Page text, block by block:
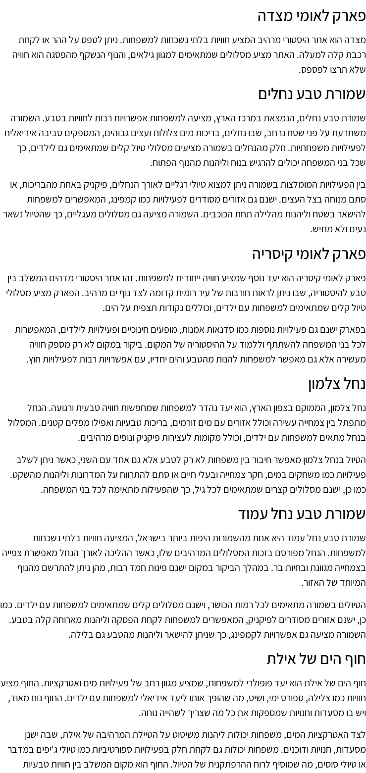
פארק לאומי מצדה
מצדה הוא אתר היסטורי מרהיב המציע חוויות בלתי נשכחות למשפחות. ניתן לטפס על ההר או לקחת
רכבת קלה למעלה. האתר מציע מסלולים שמתאימים למגוון גילאים, והנוף הנשקף מהפסגה הוא חוויה
שלא תרצו לפספס.
שמורת טבע נחלים
שמורת טבע נחלים, הנמצאת במרכז הארץ, מציעה למשפחות אפשרויות רבות לחוויות בטבע. השמורה
משתרעת על פני שטח נרחב, שבו נחלים, בריכות מים צלולות ועצים גבוהים, המספקים סביבה אידיאלית
לפעילויות משפחתיות. חלק מהנחלים בשמורה מציעים מסלולי טיול קלים שמתאימים גם לילדים, כך
שכל בני המשפחה יכולים להרגיש בנוח וליהנות מהנוף הפתוח.
בין הפעילויות המומלצות בשמורה ניתן למצוא טיולי רגליים לאורך הנחלים, פיקניק באחת מהבריכות, או
סתם מנוחה בצל העצים. ישנם גם אזורים מסודרים לפעילויות כמו קמפינג, המאפשרים למשפחות
להישאר בשטח וליהנות מהלילה תחת הכוכבים. השמורה מציעה גם מסלולים מעגליים, כך שהטיול נשאר
נעים ולא מתיש.
פארק לאומי קיסריה
פארק לאומי קיסריה הוא יעד נוסף שמציע חוויה ייחודית למשפחות. זהו אתר היסטורי מדהים המשלב בין
טבע להיסטוריה, שבו ניתן לראות חורבות של עיר רומית קדומה לצד נוף ים מרהיב. הפארק מציע מסלולי
טיול קלים שמתאימים למשפחות עם ילדים, וכוללים נקודות תצפית על הים.
בפארק ישנם גם פעילויות נוספות כמו סדנאות אמנות, מופעים חינוכיים ופעילויות לילדים, המאפשרות
לכל בני המשפחה להשתתף וללמוד על ההיסטוריה של המקום. ביקור במקום לא רק מספק חוויה
מעשירה אלא גם מאפשר למשפחות להנות מהטבע והים יחדיו, עם אפשרויות רבות לפעילויות חוץ.
נחל צלמון
נחל צלמון, הממוקם בצפון הארץ, הוא יעד נהדר למשפחות שמחפשות חוויה טבעית ורגועה. הנחל
מתפתל בין צמחייה עשירה וכולל אזורים עם מים זורמים, בריכות טבעיות ואפילו מפלים קטנים. המסלול
בנחל מתאים למשפחות עם ילדים, וכולל מקומות לעצירות פיקניק ונופים מרהיבים.
הטיול בנחל צלמון מאפשר חיבור בין משפחות לא רק לטבע אלא גם אחד עם השני, כאשר ניתן לשלב
פעילויות כמו משחקים במים, חקר צמחייה ובעלי חיים או סתם להתרווח על המדרונות וליהנות מהשקט.
כמו כן, ישנם מסלולים קצרים שמתאימים לכל גיל, כך שהפעילות מתאימה לכל בני המשפחה.
שמורת טבע נחל עמוד
שמורת טבע נחל עמוד היא אחת מהשמורות היפות ביותר בישראל, המציעה חוויות בלתי נשכחות
למשפחות. הנחל מפורסם בזכות המסלולים המרהיבים שלו, כאשר ההליכה לאורך הנחל מאפשרת צפייה
בצמחייה מגוונת ובחיות בר. במהלך הביקור במקום ישנם פינות חמד רבות, מהן ניתן להתרשם מהנוף
המיוחד של האזור.
הטיולים בשמורה מתאימים לכל רמות הכושר, וישנם מסלולים קלים שמתאימים למשפחות עם ילדים. כמו
כן, ישנם אזורים מסודרים לפיקניק, המאפשרים למשפחות לקחת הפסקה וליהנות מארוחה קלה בטבע.
השמורה מציעה גם אפשרויות לקמפינג, כך שניתן להישאר וליהנות מהטבע גם בלילה.
חוף הים של אילת
חוף הים של אילת הוא יעד פופולרי למשפחות, שמציע מגוון רחב של פעילויות מים ואטרקציות. החוף מציע
חוויות כמו צלילה, ספורט ימי, ושיט, מה שהופך אותו ליעד אידיאלי למשפחות עם ילדים. החוף נוח מאוד,
ויש בו מסעדות וחנויות שמספקות את כל מה שצריך לשהייה נוחה.
לצד האטרקציות המים, משפחות יכולות ליהנות משיטוט על הטיילת המרהיבה של אילת, שבה ישנן
מסעדות, חנויות ודוכנים. משפחות יכולות גם לקחת חלק בפעילויות ספורטיביות כמו טיולי ג'יפים במדבר
או טיולי סוסים, מה שמוסיף לרוח ההרפתקנית של הטיול. החוף הוא מקום המשלב בין חוויות טבעיות